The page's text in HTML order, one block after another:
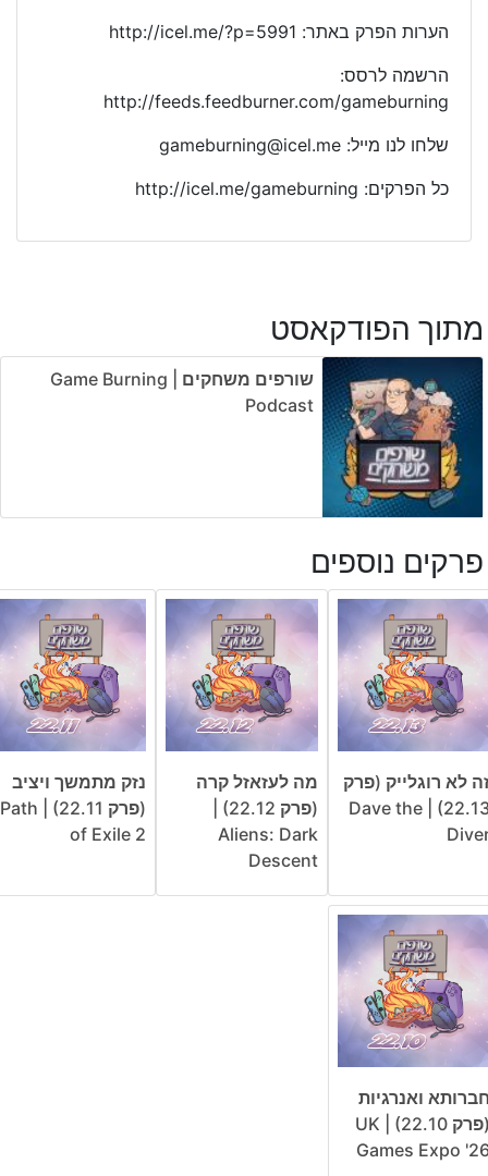
הערות הפרק באתר: http://icel.me/?p=5991
הרשמה לרסס:
http://feeds.feedburner.com/gameburning
שלחו לנו מייל: gameburning@icel.me
כל הפרקים: http://icel.me/gameburning
מתוך הפודקאסט
שורפים משחקים | Game Burning
Podcast
פרקים נוספים
לא רוגלייק (פרק
22.13) | Dave the
מה לעזאזל קרה
(פרק 22.12) |
Aliens: Dark
Descent
נזק מתמשך ויציב
(פרק 22.11) | Path
of Exile 2
ואנרגיות
(פרק 22.10) | UK
Games Expo